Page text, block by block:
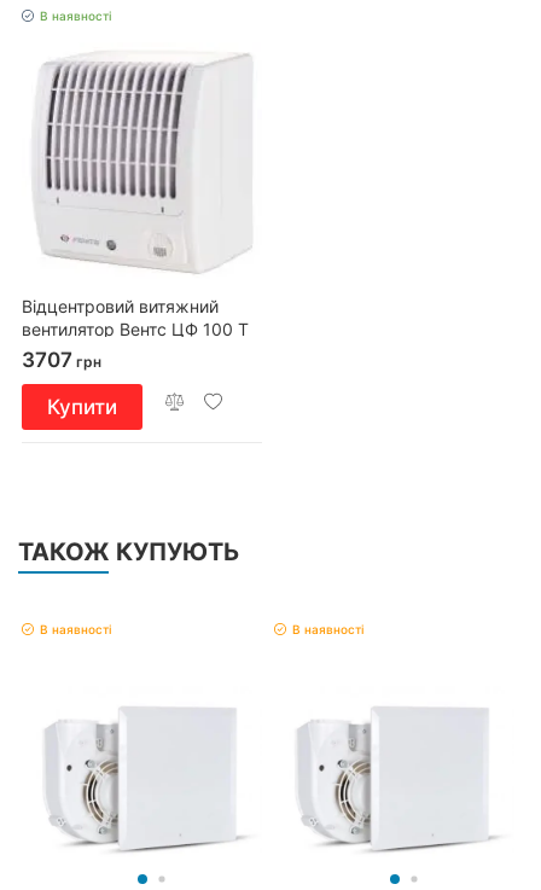
В наявності
Відцентровий витяжний
вентилятор Вентс ЦФ 100 Т
турбо
3707 грн
Купити
ТАКОЖ КУПУЮТЬ
В наявності В наявності